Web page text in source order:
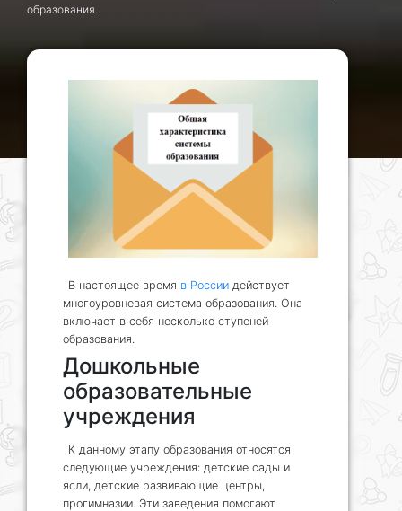
образования.
В настоящее время в России действует
многоуровневая система образования. Она
включает в себя несколько ступеней
образования.
Дошкольные
образовательные
учреждения
К данному этапу образования относятся
следующие учреждения: детские сады и
ясли, детские развивающие центры,
прогимназии. Эти заведения помогают